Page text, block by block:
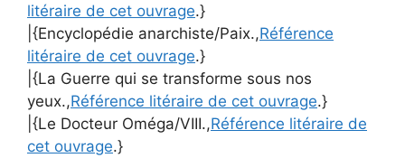
litéraire de cet ouvrage.}
|{Encyclopédie anarchiste/Paix.,Référence
litéraire de cet ouvrage.}
|{La Guerre qui se transforme sous nos
yeux.,Référence litéraire de cet ouvrage.}
|{Le Docteur Oméga/VIII.,Référence litéraire de
cet ouvrage.}